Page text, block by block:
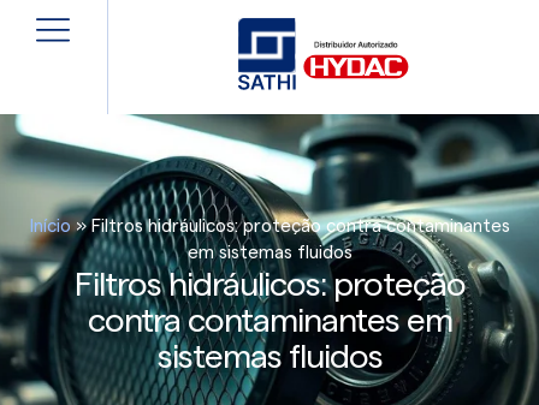
Início»Filtros hidráulicos: proteção contra contaminantes
em sistemas fluidos
Filtros hidráulicos: proteção
contra contaminantes em
sistemas fluidos